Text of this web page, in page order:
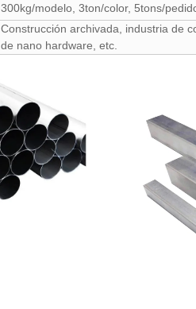
300kg/modelo, 3ton/color, 5tons/
Construcción archivada, industria de
de nano hardware, etc.